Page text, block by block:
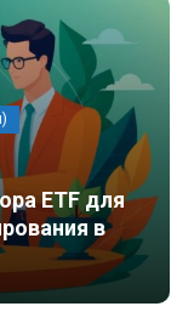
ETF для
в